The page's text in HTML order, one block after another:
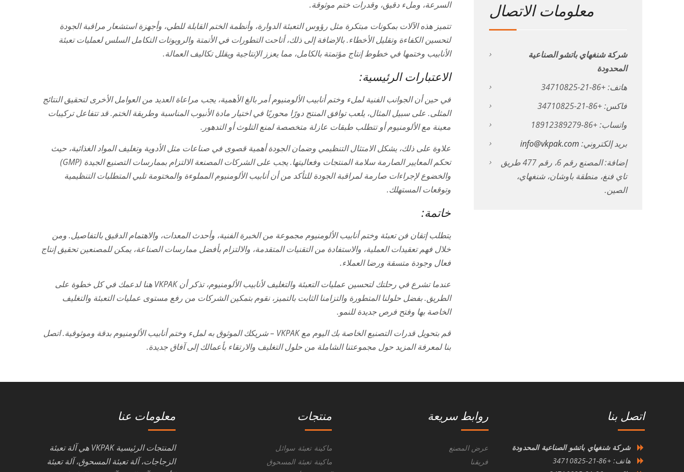
السرعة، وملء دقيق، وقدرات ختم موثوقة.
تتميز هذه الآلات بمكونات مبتكرة مثل رؤوس التعبئة الدوارة، وأنظمة الختم القابلة للطي، وأجهزة استشعار مراقبة الجودة
لتحسين الكفاءة وتقليل الأخطاء. بالإضافة إلى ذلك، أتاحت التطورات في الأتمتة والروبوتات التكامل السلس لعمليات تعبئة
الأنابيب وختمها في خطوط إنتاج مؤتمتة بالكامل، مما يعزز الإنتاجية ويقلل تكاليف العمالة.
الاعتبارات الرئيسية:
في حين أن الجوانب الفنية لملء وختم أنابيب الألومنيوم أمر بالغ الأهمية، يجب مراعاة العديد من العوامل الأخرى لتحقيق النتائج
المثلى. على سبيل المثال، يلعب توافق المنتج دورًا محوريًا في اختيار مادة الأنبوب المناسبة وطريقة الختم. قد تتفاعل تركيبات
معينة مع الألومنيوم أو تتطلب طبقات عازلة متخصصة لمنع التلوث أو التدهور.
علاوة على ذلك، يشكل الامتثال التنظيمي وضمان الجودة أهمية قصوى في صناعات مثل الأدوية وتغليف المواد الغذائية، حيث
تحكم المعايير الصارمة سلامة المنتجات وفعاليتها. يجب على الشركات المصنعة الالتزام بممارسات التصنيع الجيدة (GMP)
والخضوع لإجراءات صارمة لمراقبة الجودة للتأكد من أن أنابيب الألومنيوم المملوءة والمختومة تلبي المتطلبات التنظيمية
وتوقعات المستهلك.
خاتمة:
يتطلب إتقان فن تعبئة وختم أنابيب الألومنيوم مجموعة من الخبرة الفنية، وأحدث المعدات، والاهتمام الدقيق بالتفاصيل. ومن
خلال فهم تعقيدات العملية، والاستفادة من التقنيات المتقدمة، والالتزام بأفضل ممارسات الصناعة، يمكن للمصنعين تحقيق إنتاج
فعال وجودة متسقة ورضا العملاء.
عندما تشرع في رحلتك لتحسين عمليات التعبئة والتغليف لأنابيب الألومنيوم، تذكر أن VKPAK هنا لدعمك في كل خطوة على
الطريق. بفضل حلولنا المتطورة والتزامنا الثابت بالتميز، نقوم بتمكين الشركات من رفع مستوى عمليات التعبئة والتغليف
الخاصة بها وفتح فرص جديدة للنمو.
قم بتحويل قدرات التصنيع الخاصة بك اليوم مع VKPAK – شريكك الموثوق به لملء وختم أنابيب الألومنيوم بدقة وموثوقية. اتصل
بنا لمعرفة المزيد حول مجموعتنا الشاملة من حلول التغليف والارتقاء بأعمالك إلى آفاق جديدة.
معلومات الاتصال
شركة شنغهاي باتشو الصناعية
المحدودة
هاتف: +86-21-34710825
فاكس: +86-21-34710825
واتساب: +86-18912389279
بريد إلكتروني: info@vkpak.com
إضافة: المصنع رقم 6، رقم 477 طريق
تاي فنغ، منطقة باوشان، شنغهاي،
الصين.
معلومات عنا
المنتجات الرئيسية VKPAK هي آلة تعبئة
الزجاجات، آلة تعبئة المسحوق، آلة تعبئة
منتجات
ماكينة تعبئة سوائل
ماكينة تعبئة المسحوق
روابط سريعة
عرض المصنع
فريقنا
اتصل بنا
شركة شنغهاي باتشو الصناعية المحدودة
هاتف: +86-21-34710825